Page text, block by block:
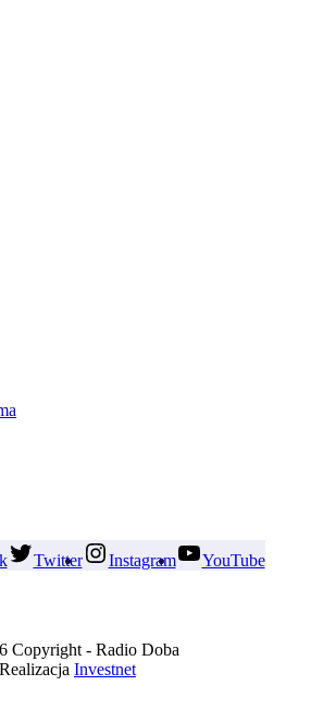
Twitter Instagram YouTube
Copyright - Radio Doba
Realizacja Investnet